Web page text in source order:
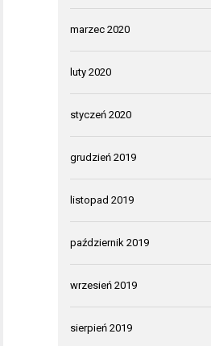
marzec 2020
luty 2020
styczeń 2020
grudzień 2019
listopad 2019
październik 2019
wrzesień 2019
sierpień 2019